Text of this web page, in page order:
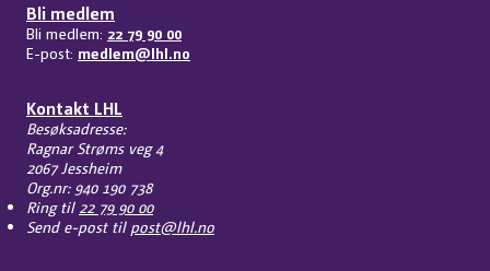
Bli medlem
Bli medlem: 22 79 90 00
E-post: medlem@lhl.no
Kontakt LHL
Besøksadresse:
Ragnar Strøms veg 4
2067 Jessheim
Org.nr: 940 190 738
Ring til 22 79 90 00
Send e-post til post@lhl.no